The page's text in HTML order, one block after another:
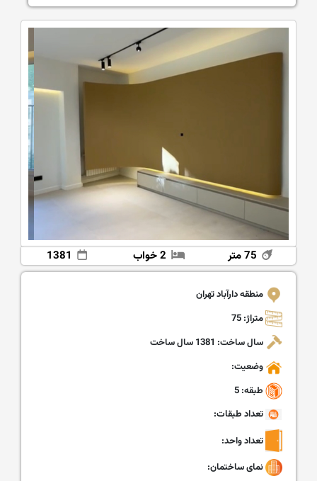
75 متر 2 خواب 1381
منطقه دارآباد تهران
متراژ: 75
سال ساخت: 1381 سال ساخت
وضعیت:
طبقه: 5
تعداد طبقات:
تعداد واحد:
نمای ساختمان: